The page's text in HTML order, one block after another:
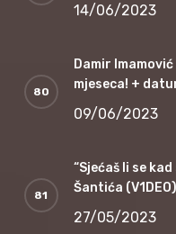
14/06/2023
Damir
mjeseca! +
09/06/2023
“Sjećaš li se
Šantića (V1DEO)
27/05/2023